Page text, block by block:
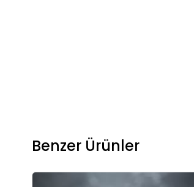
Benzer Ürünler